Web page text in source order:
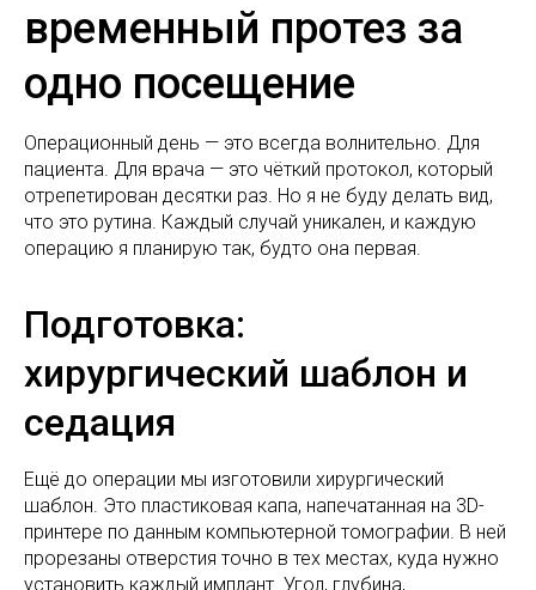
временный протез за
одно посещение
Операционный день — это всегда волнительно. Для
пациента. Для врача — это чёткий протокол, который
отрепетирован десятки раз. Но я не буду делать вид,
что это рутина. Каждый случай уникален, и каждую
операцию я планирую так, будто она первая.
Подготовка:
хирургический шаблон и
седация
Ещё до операции мы изготовили хирургический
шаблон. Это пластиковая капа, напечатанная на 3D-
принтере по данным компьютерной томографии. В ней
прорезаны отверстия точно в тех местах, куда нужно
установить каждый имплант. Угол, глубина,